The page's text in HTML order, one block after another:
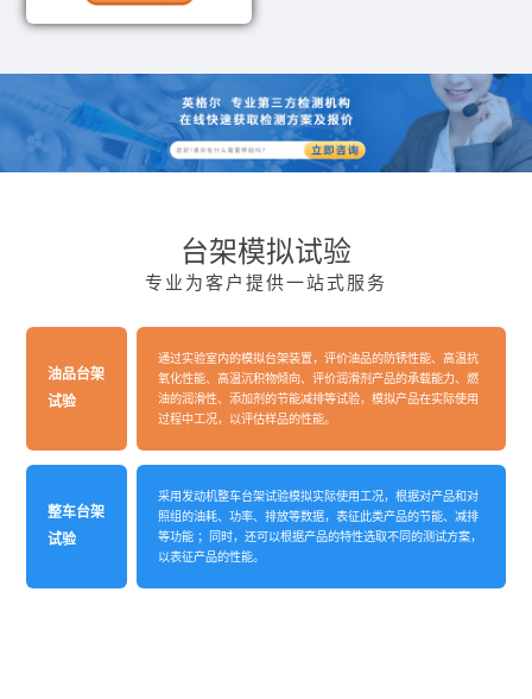
台架模拟试验
专业为客户提供一站式服务
油品台架
试验
通过实验室内的模拟台架装置，评价油品的防锈性能、高温抗
氧化性能、高温沉积物倾向、评价润滑剂产品的承载能力、燃
油的润滑性、添加剂的节能减排等试验，模拟产品在实际使用
过程中工况，以评估样品的性能。
整车台架
试验
采用发动机整车台架试验模拟实际使用工况，根据对产品和对
照组的油耗、功率、排放等数据，表征此类产品的节能、减排
等功能 ；同时，还可以根据产品的特性选取不同的测试方案，
以表征产品的性能。